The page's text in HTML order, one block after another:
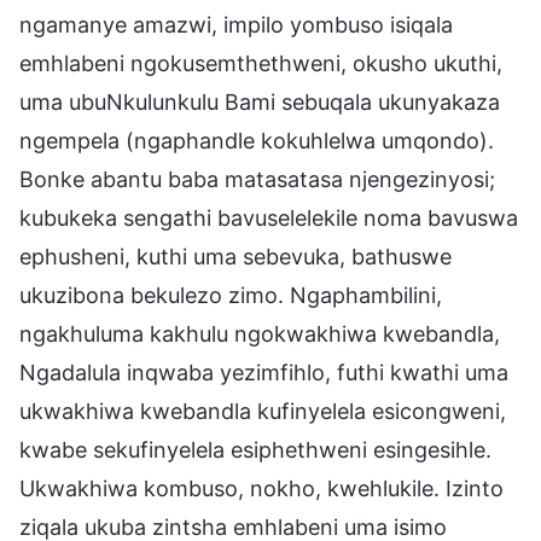
ngamanye amazwi, impilo yombuso isiqala
emhlabeni ngokusemthethweni, okusho ukuthi,
uma ubuNkulunkulu Bami sebuqala ukunyakaza
ngempela (ngaphandle kokuhlelwa umqondo).
Bonke abantu baba matasatasa njengezinyosi;
kubukeka sengathi bavuselelekile noma bavuswa
ephusheni, kuthi uma sebevuka, bathuswe
ukuzibona bekulezo zimo. Ngaphambilini,
ngakhuluma kakhulu ngokwakhiwa kwebandla,
Ngadalula inqwaba yezimfihlo, futhi kwathi uma
ukwakhiwa kwebandla kufinyelela esicongweni,
kwabe sekufinyelela esiphethweni esingesihle.
Ukwakhiwa kombuso, nokho, kwehlukile. Izinto
ziqala ukuba zintsha emhlabeni uma isimo